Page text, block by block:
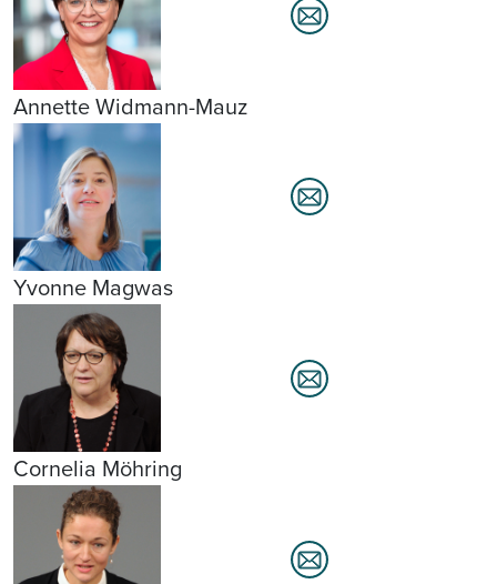
Annette Widmann-Mauz
Yvonne Magwas
Cornelia Möhring